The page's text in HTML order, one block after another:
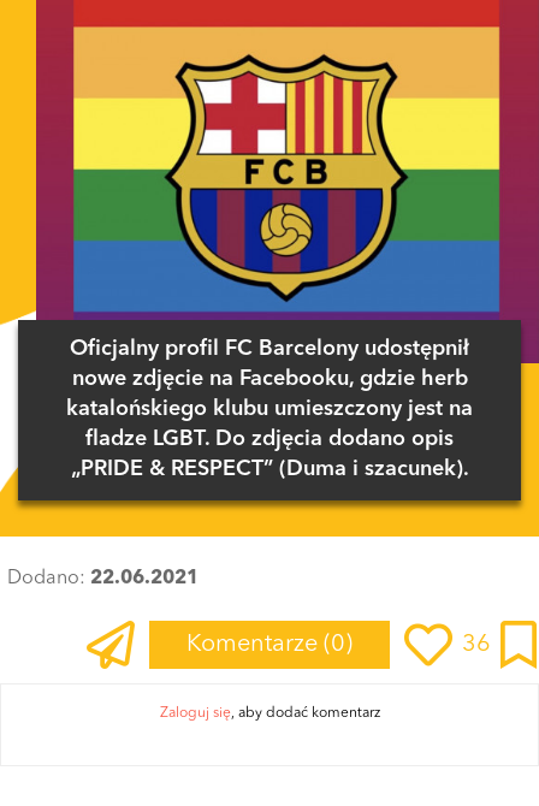
Oficjalny profil FC Barcelony udostępnił
nowe zdjęcie na Facebooku, gdzie herb
katalońskiego klubu umieszczony jest na
fladze LGBT. Do zdjęcia dodano opis
„PRIDE & RESPECT” (Duma i szacunek).
Dodano: 22.06.2021
Komentarze (0) 36
Zaloguj się, aby dodać komentarz